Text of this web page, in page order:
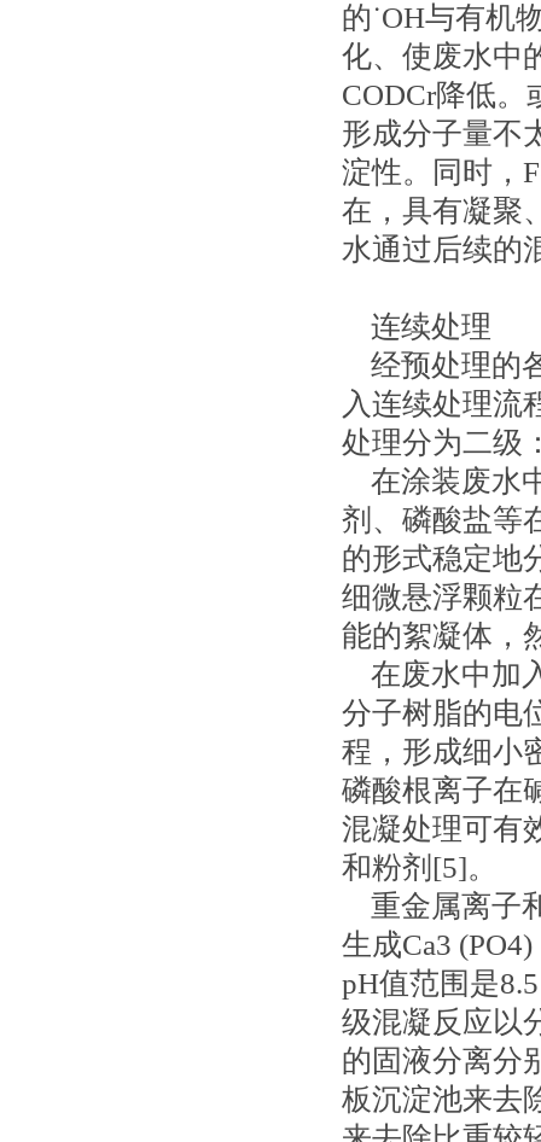
的˙OH与有机
化、使废水中
CODCr降低
形成分子量不
淀性。同时，
在，具有凝聚
水通过后续的
连续处理
经预处理的
入连续处理流
处理分为二级
在涂装废水
剂、磷酸盐等
的形式稳定地
细微悬浮颗粒
能的絮凝体，
在废水中加
分子树脂的电
程，形成细小
磷酸根离子在
混凝处理可有
和粉剂[5]。
重金属离子
生成Ca3
pH值范围是
级混凝反应以
的固液分离分
板沉淀池来去